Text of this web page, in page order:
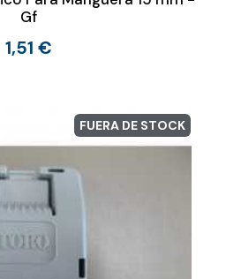
Gf
1,51 €
FUERA DE STOCK